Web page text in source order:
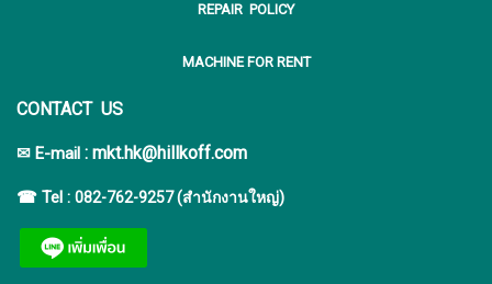
REPAIR POLICY
MACHINE FOR RENT
CONTACT US
✉ E-mail : mkt.hk@hillkoff.com
☎ Tel : 082-762-9257 (สำนักงานใหญ่)